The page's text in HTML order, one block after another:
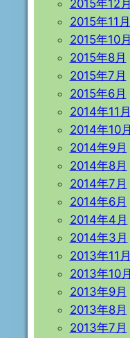
2015年12月
2015年11月
2015年10月
2015年8月
2015年7月
2015年6月
2014年11月
2014年10月
2014年9月
2014年8月
2014年7月
2014年6月
2014年4月
2014年3月
2013年11月
2013年10月
2013年9月
2013年8月
2013年7月